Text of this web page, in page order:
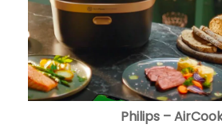
Philips –